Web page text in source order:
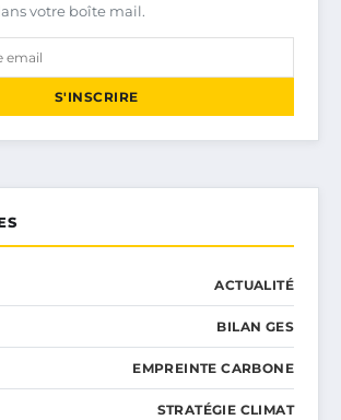
votre boîte mail.
S'INSCRIRE
ACTUALITÉ
BILAN GES
EMPREINTE CARBONE
STRATÉGIE CLIMAT